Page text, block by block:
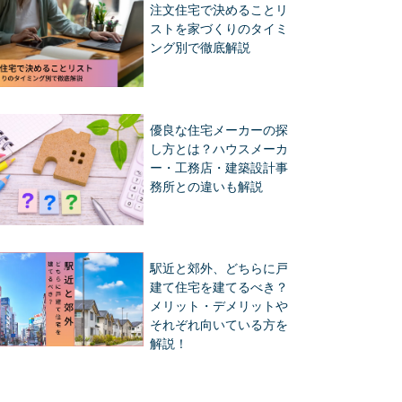
注文住宅で決めることリ
ストを家づくりのタイミ
ング別で徹底解説
優良な住宅メーカーの探
し方とは？ハウスメーカ
ー・工務店・建築設計事
務所との違いも解説
駅近と郊外、どちらに戸
建て住宅を建てるべき？
メリット・デメリットや
それぞれ向いている方を
解説！